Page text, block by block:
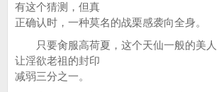
有这个猜测，但真
正确认时，一种莫名的战栗感袭向全身。
只要肏服高荷夏，这个天仙一般的美人
让淫欲老祖的封印
减弱三分之一。